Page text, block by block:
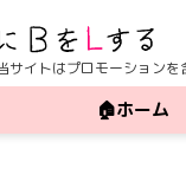
サイトはプロモーション
🏠ホーム